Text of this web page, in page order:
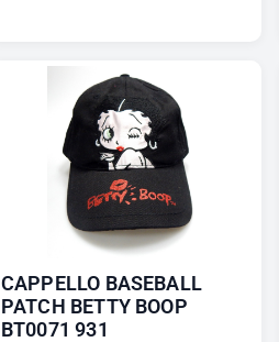
CAPPELLO BASEBALL
PATCH BETTY BOOP
BT0071 931